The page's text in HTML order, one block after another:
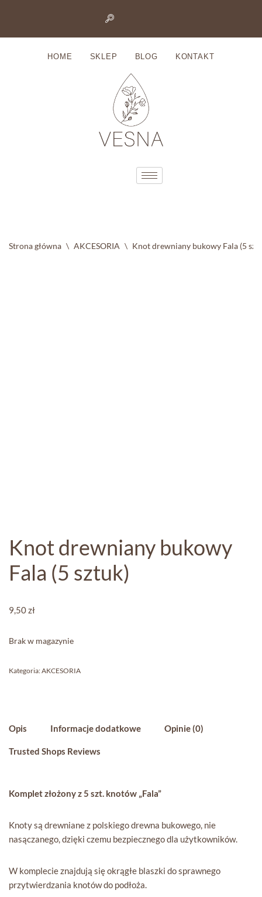
HOME SKLEP BLOG KONTAKT
Strona główna \ AKCESORIA \ Knot drewniany bukowy Fala (5
Knot drewniany bukowy
Fala (5 sztuk)
9,50zł
Brak w magazynie
Kategoria:AKCESORIA
Opis Informacje dodatkowe Opinie (0)
Trusted Shops Reviews
Komplet złożony z 5 szt. knotów „Fala”
Knoty są drewniane z polskiego drewna bukowego, nie
nasączanego, dzięki czemu bezpiecznego dla użytkowników.
W komplecie znajdują się okrągłe blaszki do sprawnego
przytwierdzania knotów do podłoża.